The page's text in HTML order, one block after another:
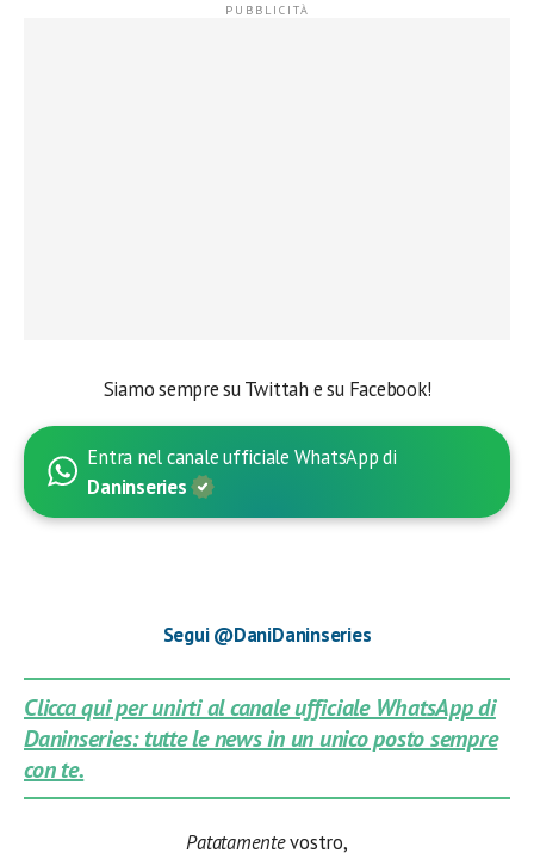
Siamo sempre su Twittah e su Facebook!
Entra nel canale ufficiale WhatsApp di
Daninseries
Segui @DaniDaninseries
Clicca qui per unirti al canale ufficiale WhatsApp di
Daninseries: tutte le news in un unico posto sempre
con te.
Patatamentevostro,